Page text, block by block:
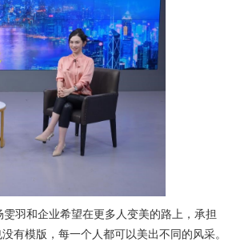
羽和企业希望在更多人变美的路上，承担
有模版，每一个人都可以美出不同的风采。